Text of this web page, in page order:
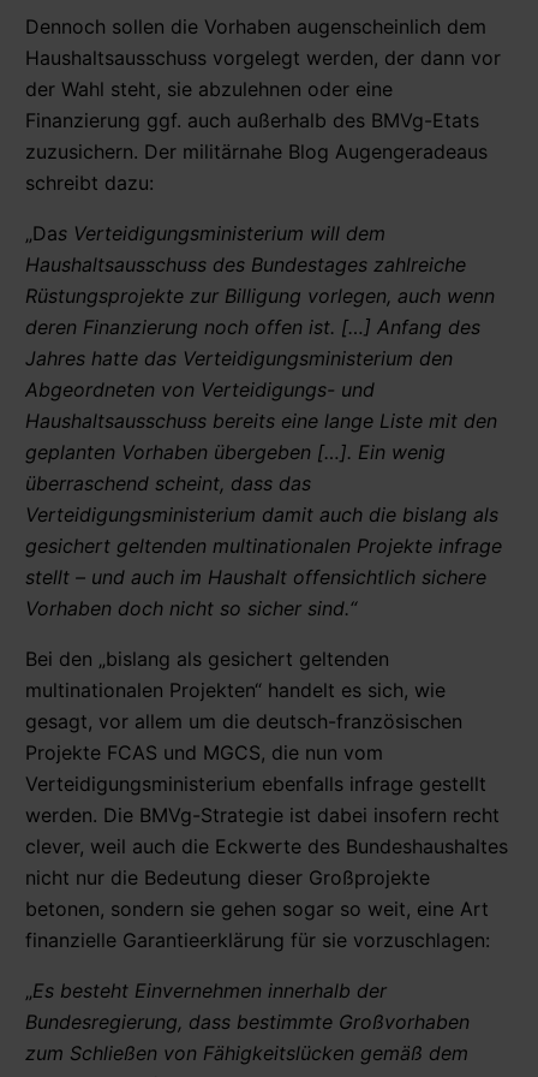
Dennoch sollen die Vorhaben augenscheinlich dem
Haushaltsausschuss vorgelegt werden, der dann vor
der Wahl steht, sie abzulehnen oder eine
Finanzierung ggf. auch außerhalb des BMVg-Etats
zuzusichern. Der militärnahe Blog Augengeradeaus
schreibt dazu:
„Das Verteidigungsministerium will dem
Haushaltsausschuss des Bundestages zahlreiche
Rüstungsprojekte zur Billigung vorlegen, auch wenn
deren Finanzierung noch offen ist. […] Anfang des
Jahres hatte das Verteidigungsministerium den
Abgeordneten von Verteidigungs- und
Haushaltsausschuss bereits eine lange Liste mit den
geplanten Vorhaben übergeben […]. Ein wenig
überraschend scheint, dass das
Verteidigungsministerium damit auch die bislang als
gesichert geltenden multinationalen Projekte infrage
stellt – und auch im Haushalt offensichtlich sichere
Vorhaben doch nicht so sicher sind.“
Bei den „bislang als gesichert geltenden
multinationalen Projekten“ handelt es sich, wie
gesagt, vor allem um die deutsch-französischen
Projekte FCAS und MGCS, die nun vom
Verteidigungsministerium ebenfalls infrage gestellt
werden. Die BMVg-Strategie ist dabei insofern recht
clever, weil auch die Eckwerte des Bundeshaushaltes
nicht nur die Bedeutung dieser Großprojekte
betonen, sondern sie gehen sogar so weit, eine Art
finanzielle Garantieerklärung für sie vorzuschlagen:
„Es besteht Einvernehmen innerhalb der
Bundesregierung, dass bestimmte Großvorhaben
zum Schließen von Fähigkeitslücken gemäß dem